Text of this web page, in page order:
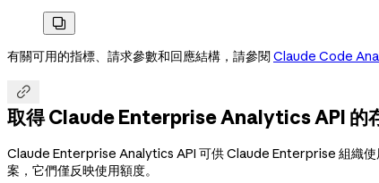

有關可用的指標、請求參數和回應結構，請參閱Claude Code

取得 Claude Enterprise Analytics API 的
Claude Enterprise Analytics API 可供 Claude Enterprise 組織
案，它們僅反映使用額度。